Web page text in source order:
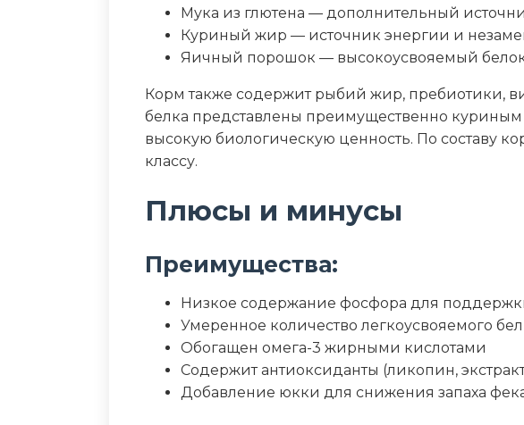
Зола (%)
Калорийность (ккал/100г)
Мука из глютена — дополнительный
Куриный жир — источник энергии и
Яичный порошок — высокоусвояемый
Корм также содержит рыбий жир, пребиотики,
белка представлены преимущественно
высокую биологическую ценность. По составу
классу.
Плюсы и минусы
Преимущества:
Низкое содержание фосфора для
Умеренное количество легкоусвояемого
Обогащен омега-3 жирными кислотами
Содержит антиоксиданты (ликопин,
Добавление юкки для снижения запаха